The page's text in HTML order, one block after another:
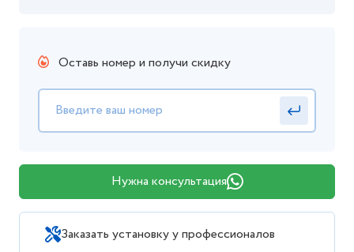
Оставь номер и получи скидку
Нужна консультация
Заказать установку у профессионалов